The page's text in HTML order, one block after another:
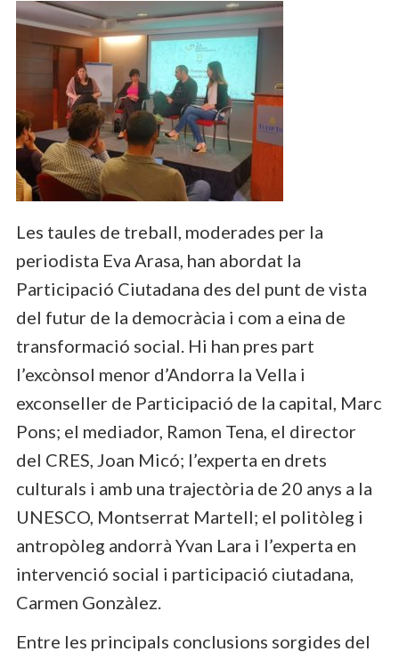
Les taules de treball, moderades per la
periodista Eva Arasa, han abordat la
Participació Ciutadana des del punt de vista
del futur de la democràcia i com a eina de
transformació social. Hi han pres part
l’excònsol menor d’Andorra la Vella i
exconseller de Participació de la capital, Marc
Pons; el mediador, Ramon Tena, el director
del CRES, Joan Micó; l’experta en drets
culturals i amb una trajectòria de 20 anys a la
UNESCO, Montserrat Martell; el politòleg i
antropòleg andorrà Yvan Lara i l’experta en
intervenció social i participació ciutadana,
Carmen Gonzàlez.
Entre les principals conclusions sorgides del